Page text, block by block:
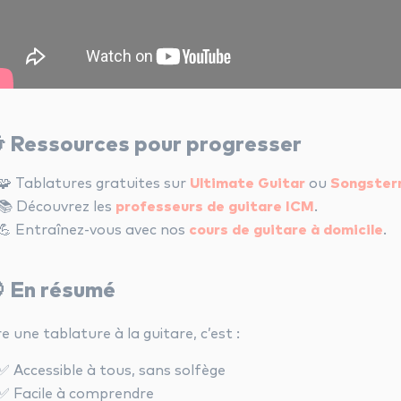
Ressources pour progresser
Tablatures gratuites sur Ultimate Guitar ou
Découvrez les professeurs de guitare ICM .
Entraînez-vous avec nos cours de guitare à domicile.
En résumé
une tablature à la guitare, c’est :
Accessible à tous, sans solfège
Facile à comprendre